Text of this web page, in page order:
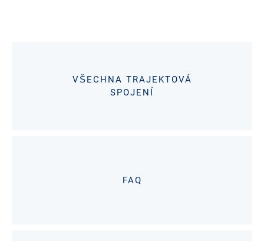
VŠECHNA TRAJEKTOVÁ
SPOJENÍ
FAQ